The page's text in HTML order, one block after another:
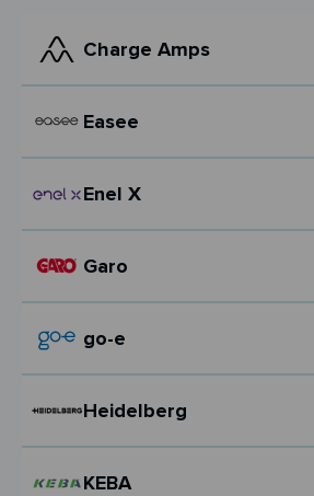
Charge Amps
Easee
Enel X
Garo
go-e
Heidelberg
KEBA